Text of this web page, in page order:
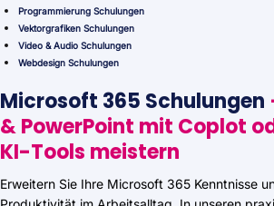
Programmierung Schulungen
Vektorgrafiken Schulungen
Video & Audio Schulungen
Webdesign Schulungen
Microsoft 365 Schulungen
& PowerPoint mit Coplot
KI-Tools meistern
Erweitern Sie Ihre Microsoft 365 Kenntnisse